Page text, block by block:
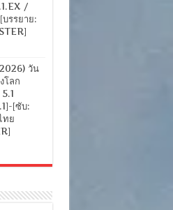
/
รรยาย:
วัน
โลก
[ซับ:
ทย